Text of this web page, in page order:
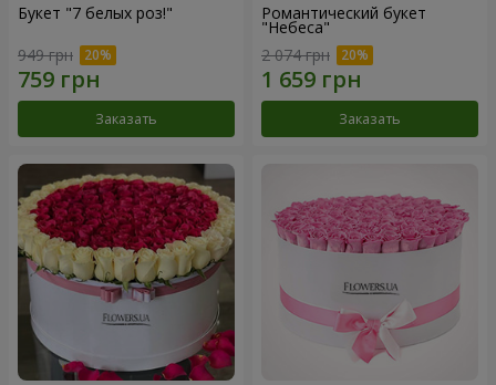
Букет "7 белых роз!"
949 грн
Заказать
Романтический букет
"Небеса"
2 074 грн
Заказать